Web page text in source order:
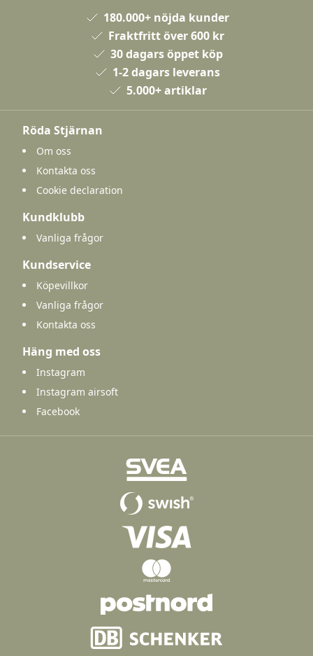
180.000+ nöjda kunder
Fraktfritt över 600 kr
30 dagars öppet köp
1-2 dagars leverans
5.000+ artiklar
Röda Stjärnan
Om oss
Kontakta oss
Cookie declaration
Kundklubb
Vanliga frågor
Kundservice
Köpevillkor
Vanliga frågor
Kontakta oss
Häng med oss
Instagram
Instagram airsoft
Facebook